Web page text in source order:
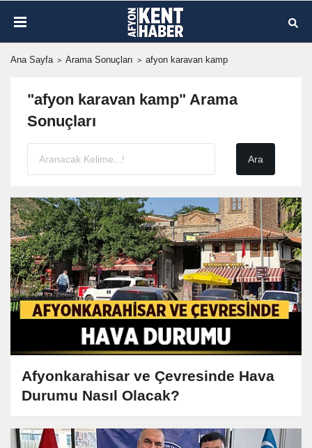
Ana Sayfa Arama Sonuçları afyon karavan kamp
"afyon karavan kamp" Arama
Sonuçları
Afyonkarahisar ve Çevresinde Hava
Durumu Nasıl Olacak?